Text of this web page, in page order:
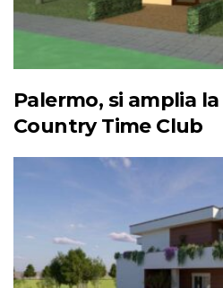
Palermo, si amplia
Country Time Club